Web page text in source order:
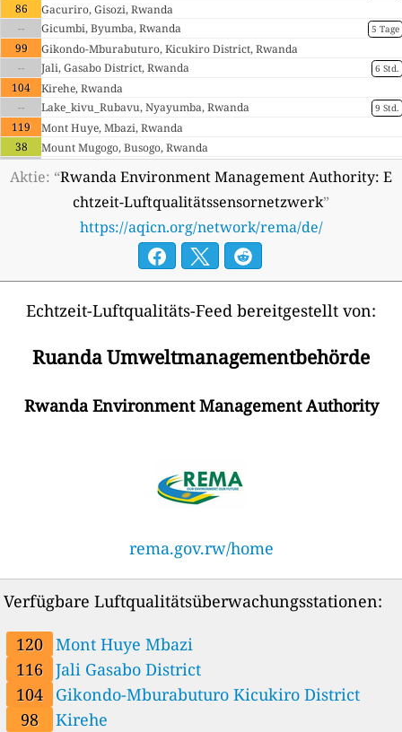
86
Gacuriro, Gisozi, Rwanda
--
5 Tage
Gicumbi, Byumba, Rwanda
99
Gikondo-Mburabuturo, Kicukiro District, Rwanda
--
6 Std.
Jali, Gasabo District, Rwanda
104
Kirehe, Rwanda
--
9 Std.
Lake_kivu_Rubavu, Nyayumba, Rwanda
119
Mont Huye, Mbazi, Rwanda
38
Mount Mugogo, Busogo, Rwanda
--
6 Tage
Rusizi, Gihundwe, Rwanda
Aktie: “Rwanda Environment Management Authority: E
chtzeit-Luftqualitätssensornetzwerk”
https://aqicn.org/network/rema/de/
Echtzeit-Luftqualitäts-Feed bereitgestellt von:
Ruanda Umweltmanagementbehörde
Rwanda Environment Management Authority
rema.gov.rw/home
Verfügbare Luftqualitätsüberwachungsstationen:
120
Mont Huye Mbazi
116
Jali Gasabo District
104
Gikondo-Mburabuturo Kicukiro District
98
Kirehe